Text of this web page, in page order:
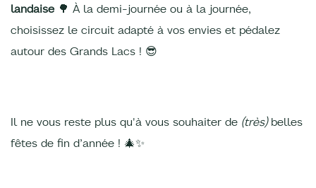
landaise 🌳 À la demi-journée ou à la journée,
choisissez le circuit adapté à vos envies et pédalez
autour des Grands Lacs ! 😎
Il ne vous reste plus qu'à vous souhaiter de (très)belles
fêtes de fin d’année ! 🎄✨